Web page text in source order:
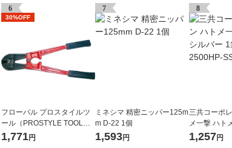
6
30%OFF
フローバル プロスタイルツ
ール（PROSTYLE TOOL）
ボルトクリッパー 300 GK-1
1,771円
7
ミネシマ 精密ニッパー125m
m D-22 1個
1,593円
8
三共コーポ
メ一撃 ハト
袋(10組入)
1,257円